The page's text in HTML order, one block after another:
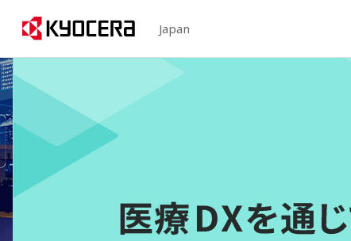
Japan